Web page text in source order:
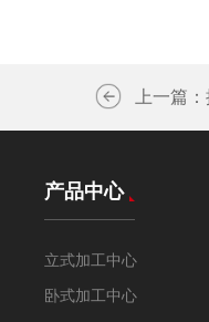
上一篇：
产品中心
立式加工中心
卧式加工中心